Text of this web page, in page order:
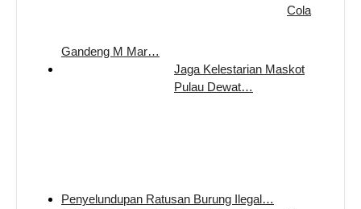
Cola
Gandeng M Mar…
Jaga Kelestarian Maskot
Pulau Dewat…
Penyelundupan Ratusan Burung Ilegal…